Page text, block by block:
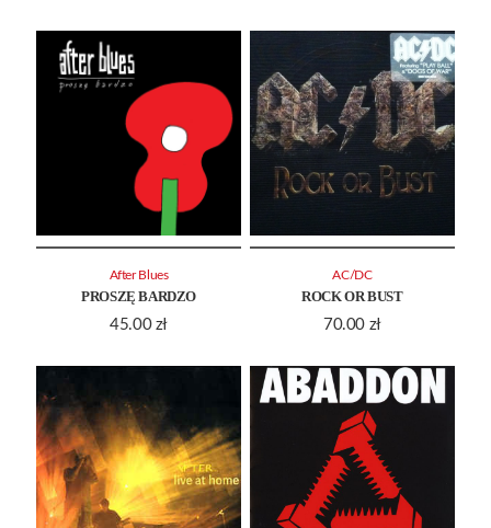
PROSZĘ BARDZO
45.00 zł
After Blues
ROCK OR BUST
70.00 zł
AC/DC